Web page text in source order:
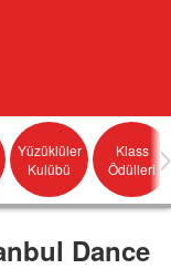
Yüzüklüler
Kulübü
Klass
Ödülleri
Dance